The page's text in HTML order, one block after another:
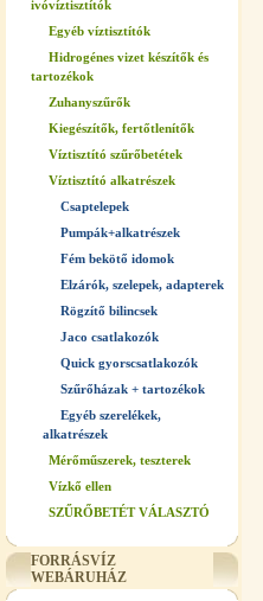
ivóvíztisztítók
Egyéb víztisztítók
Hidrogénes vizet készítők és
tartozékok
Zuhanyszűrők
Kiegészítők, fertőtlenítők
Víztisztító szűrőbetétek
Víztisztító alkatrészek
Csaptelepek
Pumpák+alkatrészek
Fém bekötő idomok
Elzárók, szelepek, adapterek
Rögzítő bilincsek
Jaco csatlakozók
Quick gyorscsatlakozók
Szűrőházak + tartozékok
Egyéb szerelékek,
alkatrészek
Mérőműszerek, teszterek
Vízkő ellen
SZŰRŐBETÉT VÁLASZTÓ
FORRÁSVÍZ
WEBÁRUHÁZ